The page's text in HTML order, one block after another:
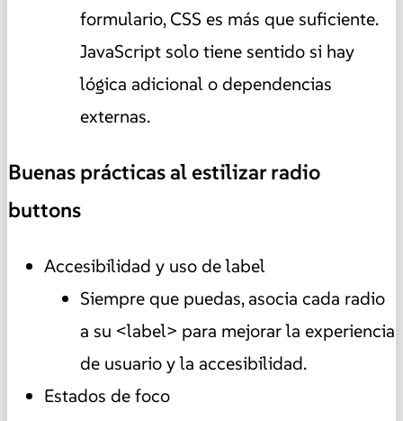
formulario, CSS es más que suficiente.
JavaScript solo tiene sentido si hay
lógica adicional o dependencias
externas.
Buenas prácticas al estilizar radio
buttons
Accesibilidad y uso de label
Siempre que puedas, asocia cada radio
a su <label> para mejorar la experiencia
de usuario y la accesibilidad.
Estados de foco